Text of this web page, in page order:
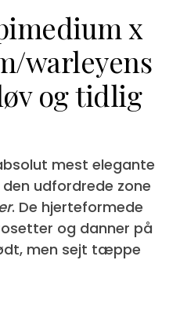
x
warleyens
og tidlig
mest elegante
udfordrede zone
. De hjerteformede
og danner på
men sejt tæppe